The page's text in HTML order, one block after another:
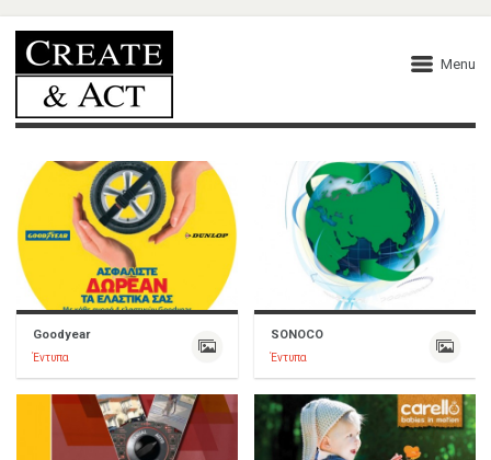
Menu
Goodyear
Έντυπα
SONOCO
Έντυπα